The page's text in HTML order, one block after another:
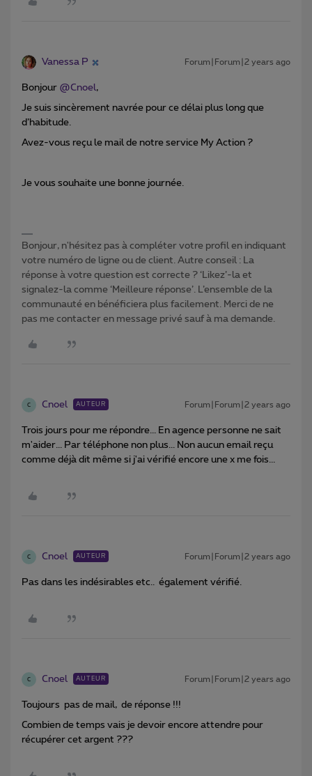
Vanessa P Forum|Forum|2 years ago
Bonjour @Cnoel,
Je suis sincèrement navrée pour ce délai plus long que
d’habitude.
Avez-vous reçu le mail de notre service My Action ?
Je vous souhaite une bonne journée.
Bonjour, n'hésitez pas à compléter votre profil en indiquant
votre numéro de ligne ou de client. Autre conseil : La
réponse à votre question est correcte ? ‘Likez’-la et
signalez-la comme ‘Meilleure réponse’. L’ensemble de la
communauté en bénéficiera plus facilement. Merci de ne
pas me contacter en message privé sauf à ma demande.
C Cnoel AUTEUR Forum|Forum|2 years ago
Trois jours pour me répondre... En agence personne ne sait
m'aider... Par téléphone non plus... Non aucun email reçu
comme déjà dit même si j'ai vérifié encore une x me fois...
C Cnoel AUTEUR Forum|Forum|2 years ago
Pas dans les indésirables etc.. également vérifié.
C Cnoel AUTEUR Forum|Forum|2 years ago
Toujours pas de mail, de réponse !!!
Combien de temps vais je devoir encore attendre pour
récupérer cet argent ???